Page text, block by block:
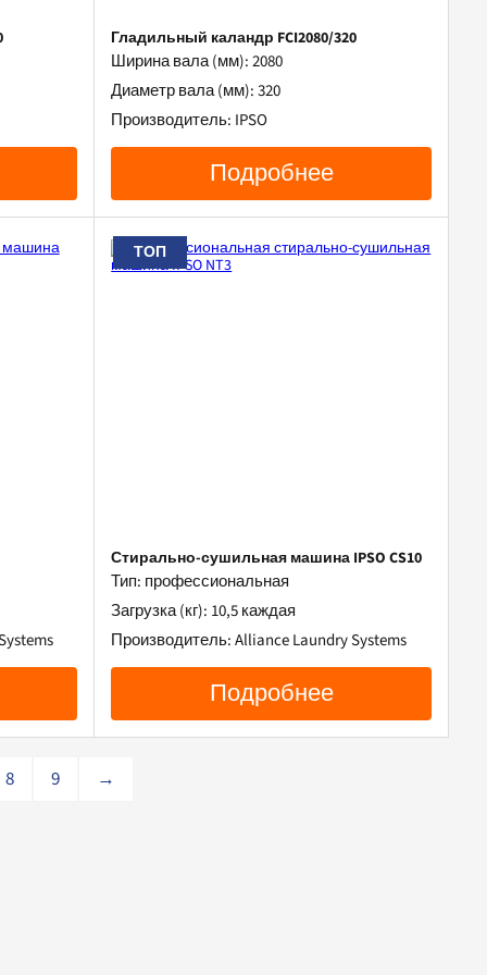
Гладильный каландр FCI2080/320
Ширина вала (мм): 2080
Диаметр вала (мм): 320
Производитель: IPSO
Подробнее
ТОП
Стирально-сушильная машина IPSO CS10
Тип: профессиональная
Загрузка (кг): 10,5 каждая
Производитель: Alliance Laundry Systems
Подробнее
8 9 →